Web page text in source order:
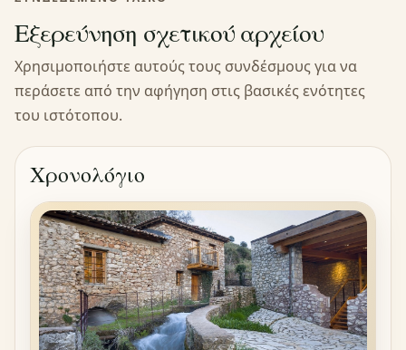
Εξερεύνηση σχετικού αρχείου
Χρησιμοποιήστε αυτούς τους συνδέσμους για να
περάσετε από την αφήγηση στις βασικές ενότητες
του ιστότοπου.
Χρονολόγιο